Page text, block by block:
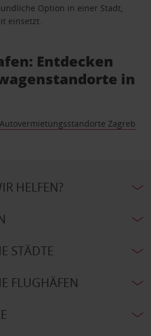
Option in einer Stadt,
einsetzt.
Entdecken
in
Zagreb
HELFEN?
STÄDTE
FLUGHÄFEN